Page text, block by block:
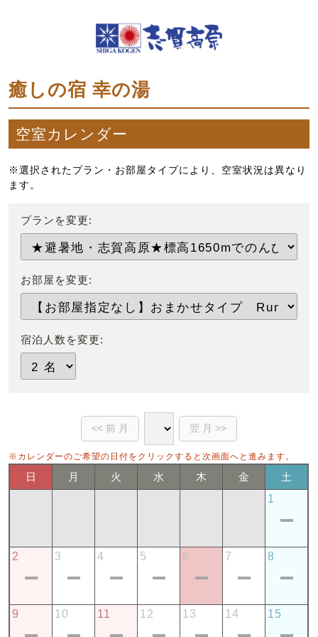
癒しの宿 幸の湯
空室カレンダー
※選択されたプラン・お部屋タイプにより、空室状況は異なり
ます。
プランを変更:
お部屋を変更:
宿泊人数を変更:
※カレンダーのご希望の日付をクリックすると次画面へと進みます。
日 月 火 水 木 金
土
1
2 3 4 5 6 7 8
9 10 11 12 13 14 15